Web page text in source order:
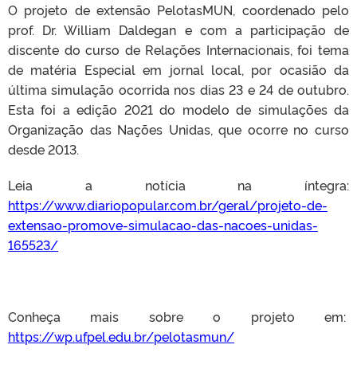
O projeto de extensão PelotasMUN, coordenado pelo
prof. Dr. William Daldegan e com a participação de
discente do curso de Relações Internacionais, foi tema
de matéria Especial em jornal local, por ocasião da
última simulação ocorrida nos dias 23 e 24 de outubro.
Esta foi a edição 2021 do modelo de simulações da
Organização das Nações Unidas, que ocorre no curso
desde 2013.
Leia a notícia na íntegra:
https://www.diariopopular.com.br/geral/projeto-de-
extensao-promove-simulacao-das-nacoes-unidas-
165523/
Conheça mais sobre o projeto em:
https://wp.ufpel.edu.br/pelotasmun/